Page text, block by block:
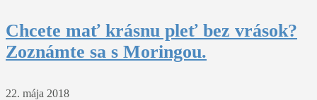
Chcete mať krásnu pleť bez vrások?
Zoznámte sa s Moringou.
22. mája 2018